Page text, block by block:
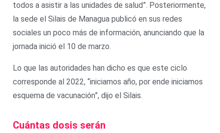
todos a asistir a las unidades de salud”. Posteriormente,
la sede el Silais de Managua publicó en sus redes
sociales un poco más de información, anunciando que la
jornada inició el 10 de marzo.
Lo que las autoridades han dicho es que este ciclo
corresponde al 2022, “iniciamos año, por ende iniciamos
esquema de vacunación”, dijo el Silais.
Cuántas dosis serán